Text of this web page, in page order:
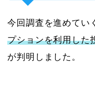
今回調査を進めてい
プションを利用した
が判明しました。